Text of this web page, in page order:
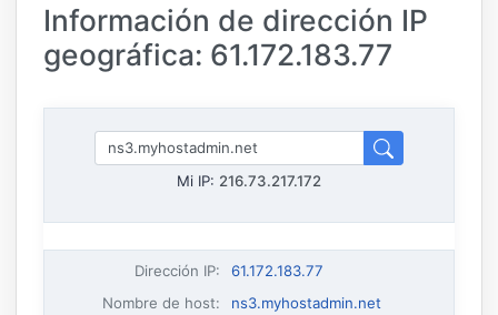
Información de dirección IP
geográfica: 61.172.183.77
Mi IP: 216.73.217.172
Dirección IP:
61.172.183.77
Nombre de host:
ns3.myhostadmin.net